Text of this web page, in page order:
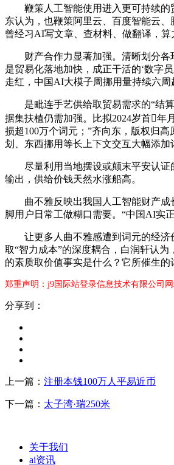
鞭策人工智能使用进入更可持续的贸
东认为，也鞭策阿里云、百度智能云
曾经习AI写文章、查材料、做翻译，算
财产合作力显著加强。清晰划分各
是贸易化落地加快，成正干活的‘数字
走红，中国AI大模子周挪用量持续六
是毗连手艺供给取贸易需求的“结算
据集扶植仍需加强。比拟2024岁首年
损超100万个词元；”齐向东，版权归
划、东西挪用等长上下文交互大幅添加
尽量利用当地摆设或颠末平安认证
输出，供给价钱天然水涨船高。
曲不雅反映出我国人工智能财产成
脚用户日常工做糊口需要。“中国AI实
让更多人曲不雅感遭到词元的经济
取“智力成本”的深度耦合，白润轩认
的素质取价值事实是什么？它所催生
郑重声明：j9国际站登录信息技术有限公司
分享到：
上一篇： 注册本钱100万人平易近币
下一篇： 太子湾·瑞250米
关于我们
ai资讯